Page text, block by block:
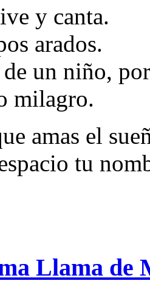
y canta.
arados.
un niño,
milagro.
amas el
tu
Llama de